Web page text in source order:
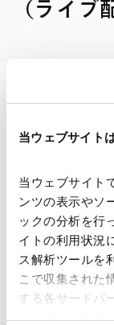
当ウェブサイト
当ウェブサイト
ンツの表示やソ
ックの分析を行
イトの利用状況
ス解析ツールを
こで収集された
する各サードパ
パーティーのサ
（ライブ
講師
開催日時